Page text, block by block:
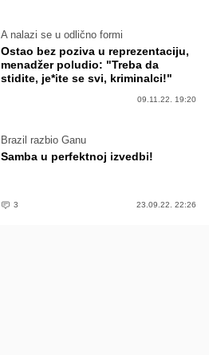
A nalazi se u odlično formi
Ostao bez poziva u reprezentaciju,
menadžer poludio: "Treba da
stidite, je*ite se svi, kriminalci!"
09.11.22. 19:20
Brazil razbio Ganu
Samba u perfektnoj izvedbi!
3 23.09.22. 22:26